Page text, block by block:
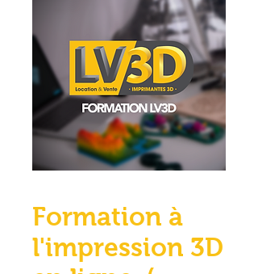
Formation à
l'impression 3D